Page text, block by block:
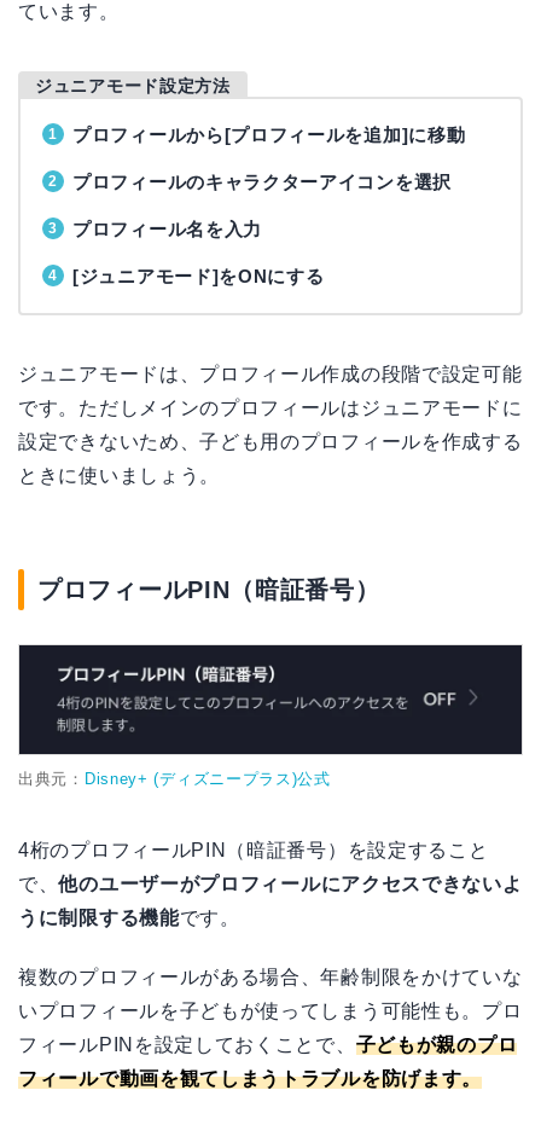
ています。
ジュニアモード設定方法
プロフィールから[プロフィールを追加]に移動
プロフィールのキャラクターアイコンを選択
プロフィール名を入力
[ジュニアモード]をONにする
ジュニアモードは、プロフィール作成の段階で設定可能
です。ただしメインのプロフィールはジュニアモードに
設定できないため、子ども用のプロフィールを作成する
ときに使いましょう。
プロフィールPIN（暗証番号）
出典元： Disney+ (ディズニープラス)公式
4桁のプロフィールPIN（暗証番号）を設定すること
で、他のユーザーがプロフィールにアクセスできないよ
うに制限する機能です。
複数のプロフィールがある場合、年齢制限をかけていな
いプロフィールを子どもが使ってしまう可能性も。プロ
フィールPINを設定しておくことで、 子どもが親のプロ
フィールで動画を観てしまうトラブルを防げます。